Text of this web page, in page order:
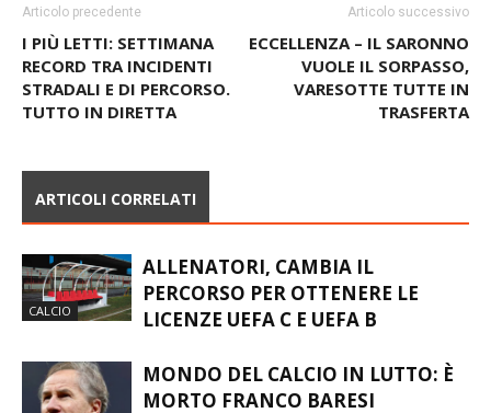
Articolo precedente
I PIÙ LETTI: SETTIMANA
RECORD TRA INCIDENTI
Articolo successivo
ECCELLENZA – IL SARONNO
VUOLE IL SORPASSO,
ALLENATORI, CAMBIA IL
PERCORSO PER OTTENERE LE